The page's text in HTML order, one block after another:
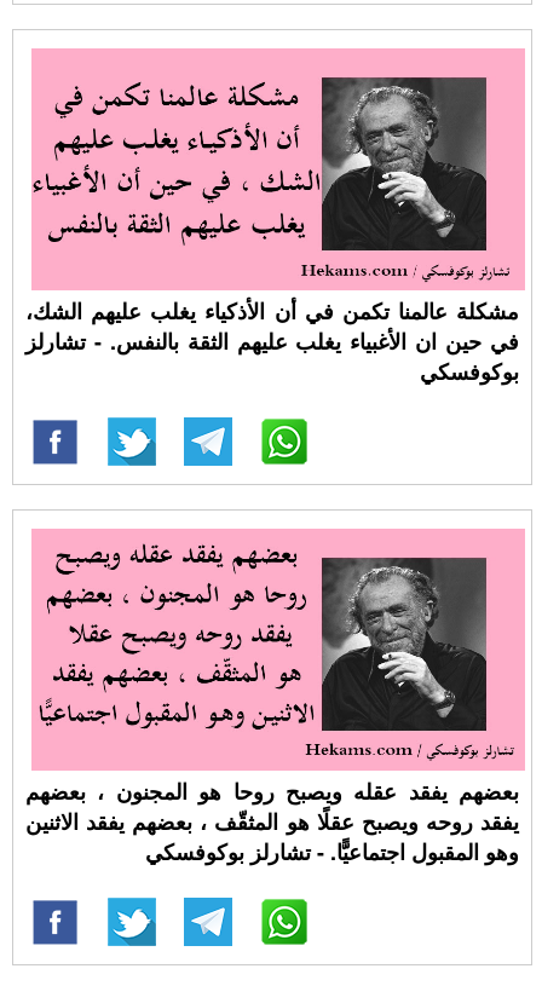
مشكلة عالمنا تكمن في أن الأذكياء يغلب عليهم الشك،
في حين ان الأغبياء يغلب عليهم الثقة بالنفس. - تشارلز
بوكوفسكي
بعضهم يفقد عقله ويصبح روحا هو المجنون ، بعضهم
يفقد روحه ويصبح عقلًا هو المثقّف ، بعضهم يفقد الاثنين
وهو المقبول اجتماعيًّا. - تشارلز بوكوفسكي